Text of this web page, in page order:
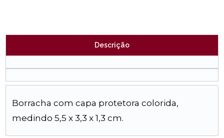
Descrição
Borracha com capa protetora colorida,
medindo 5,5 x 3,3 x 1,3 cm.